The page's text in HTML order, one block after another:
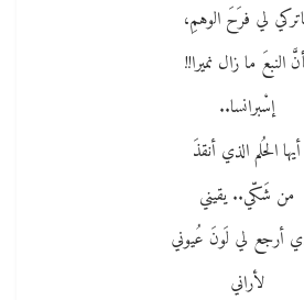
لي فرَحَ الوهمِ،
النبعَ ما زال نميرا!!
إسْبرانسا..
أيها الحُلم الذي أنقذَ
من شَكّي.. يقيني
أرجع لي لَونَ عُيوني
لأراني